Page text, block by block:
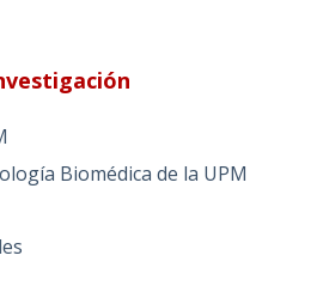
Biomédica de la UPM